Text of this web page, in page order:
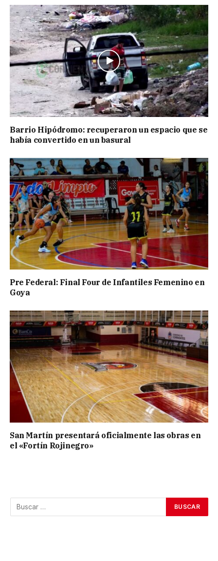
Barrio Hipódromo: recuperaron un espacio que se
había convertido en un basural
Pre Federal: Final Four de Infantiles Femenino en
Goya
San Martín presentará oficialmente las obras en
el «Fortín Rojinegro»